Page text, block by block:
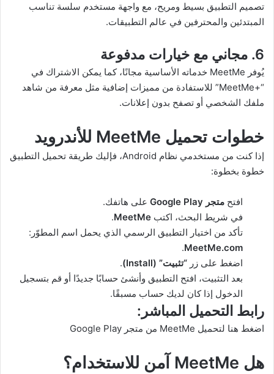
تصميم التطبيق بسيط ومريح، مع واجهة مستخدم سلسة تناسب
المبتدئين والمحترفين في عالم التطبيقات.
6. مجاني مع خيارات مدفوعة
يُوفر MeetMe خدماته الأساسية مجانًا، كما يمكن الاشتراك في
“MeetMe+‎” للاستفادة من مميزات إضافية مثل معرفة من شاهد
ملفك الشخصي أو تصفح بدون إعلانات.
خطوات تحميل MeetMe للأندرويد
إذا كنت من مستخدمي نظام Android، فإليك طريقة تحميل التطبيق
خطوة بخطوة:
افتح متجر Google Play
على هاتفك.
في شريط البحث، اكتب MeetMe
.
تأكد من اختيار التطبيق الرسمي الذي يحمل اسم المطوّر:
MeetMe.com
.
اضغط على زر “تثبيت” (Install)
.
بعد التثبيت، افتح التطبيق وأنشئ حسابًا جديدًا أو قم بتسجيل
الدخول إذا كان لديك حساب مسبقًا.
رابط التحميل المباشر:
اضغط هنا لتحميل MeetMe من متجر Google Play
هل MeetMe آمن للاستخدام؟